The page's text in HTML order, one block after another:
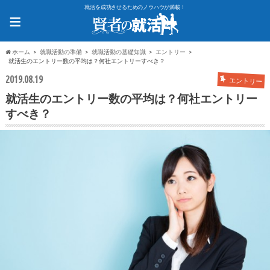
就活を成功させるためのノウハウが満載！
≡
ホーム 就職活動の準備 就職活動の基礎知識
エントリー
就活生のエントリー数の平均は？何社エントリーすべき？
2019.08.19 エントリー
就活生のエントリー数の平均は？何社エントリー
すべき？